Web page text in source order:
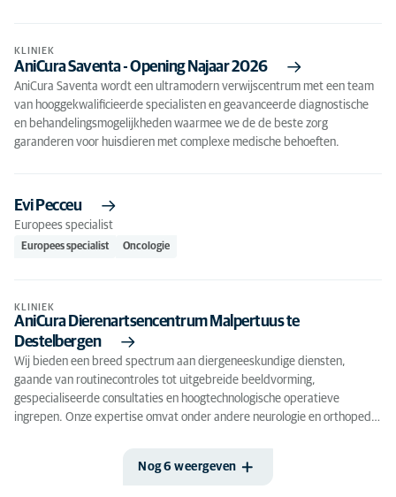
KLINIEK
AniCura Saventa - Opening Najaar 2026
AniCura Saventa wordt een ultramodern verwijscentrum met een team
van hooggekwalificieerde specialisten en geavanceerde diagnostische
en behandelingsmogelijkheden waarmee we de de beste zorg
garanderen voor huisdieren met complexe medische behoeften.
Evi Pecceu
Europees specialist
Europees specialist Oncologie
KLINIEK
AniCura Dierenartsencentrum Malpertuus te
Destelbergen
Wij bieden een breed spectrum aan diergeneeskundige diensten,
gaande van routinecontroles tot uitgebreide beeldvorming,
gespecialiseerde consultaties en hoogtechnologische operatieve
ingrepen. Onze expertise omvat onder andere neurologie en orthoped…
Nog 6 weergeven